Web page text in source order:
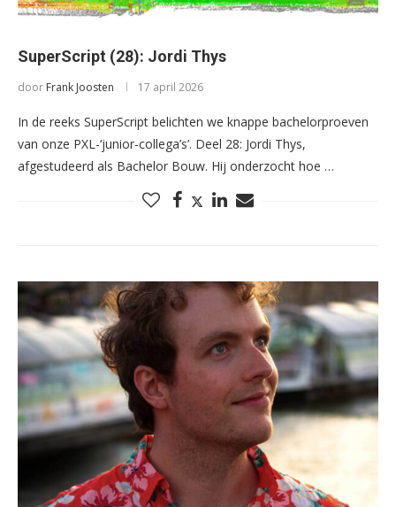
SuperScript (28): Jordi Thys
door Frank Joosten 17 april 2026
In de reeks SuperScript belichten we knappe bachelorproeven
van onze PXL-‘junior-collega’s’. Deel 28: Jordi Thys,
afgestudeerd als Bachelor Bouw. Hij onderzocht hoe …